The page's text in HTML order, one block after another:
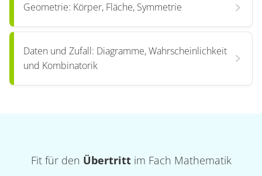
Geometrie: Körper, Fläche, Symmetrie
Daten und Zufall: Diagramme, Wahrscheinlichkeit
und Kombinatorik
Fit für den Übertrittim Fach Mathematik